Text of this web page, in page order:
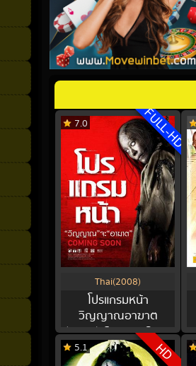
7.0 FULL-HD
Thai(2008)
โปรแกรมหน้า
วิญญาณอาฆาต
(2008) Coming Soon
5.1 HD